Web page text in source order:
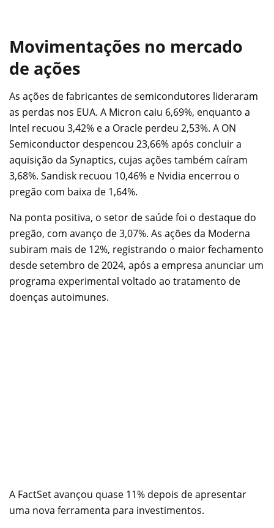
Movimentações no mercado
de ações
As ações de fabricantes de semicondutores lideraram
as perdas nos EUA. A Micron caiu 6,69%, enquanto a
Intel recuou 3,42% e a Oracle perdeu 2,53%. A ON
Semiconductor despencou 23,66% após concluir a
aquisição da Synaptics, cujas ações também caíram
3,68%. Sandisk recuou 10,46% e Nvidia encerrou o
pregão com baixa de 1,64%.
Na ponta positiva, o setor de saúde foi o destaque do
pregão, com avanço de 3,07%. As ações da Moderna
subiram mais de 12%, registrando o maior fechamento
desde setembro de 2024, após a empresa anunciar um
programa experimental voltado ao tratamento de
doenças autoimunes.
A FactSet avançou quase 11% depois de apresentar
uma nova ferramenta para investimentos.